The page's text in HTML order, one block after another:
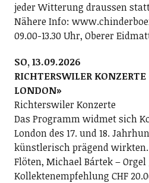
jeder Witterung draussen
Nähere Info:
09.00-13.30 Uhr, Oberer
SO, 13.09.2026
RICHTERSWILER
LONDON»
Richterswiler Konzerte
Das Programm widmet sich
London des 17. und 18.
künstlerisch prägend
Flöten, Michael Bártek –
Kollektenempfehlung CHF